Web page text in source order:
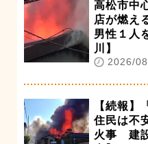
高松市中
店が燃え
男性１人
川】
2026/
【続報
住民は不
火事 建